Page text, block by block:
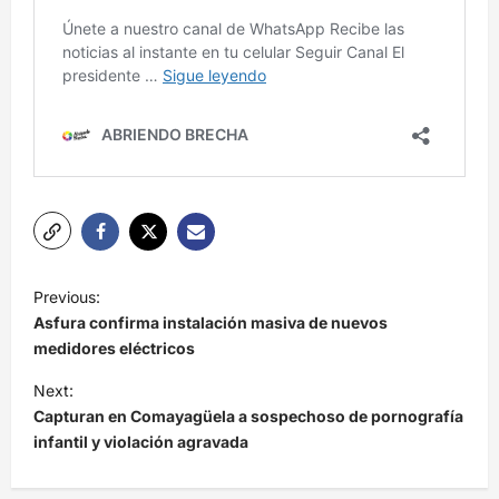
N
a
v
e
g
a
c
Previous:
Asfura confirma instalación masiva de nuevos
medidores eléctricos
Next:
Capturan en Comayagüela a sospechoso de pornografía
infantil y violación agravada